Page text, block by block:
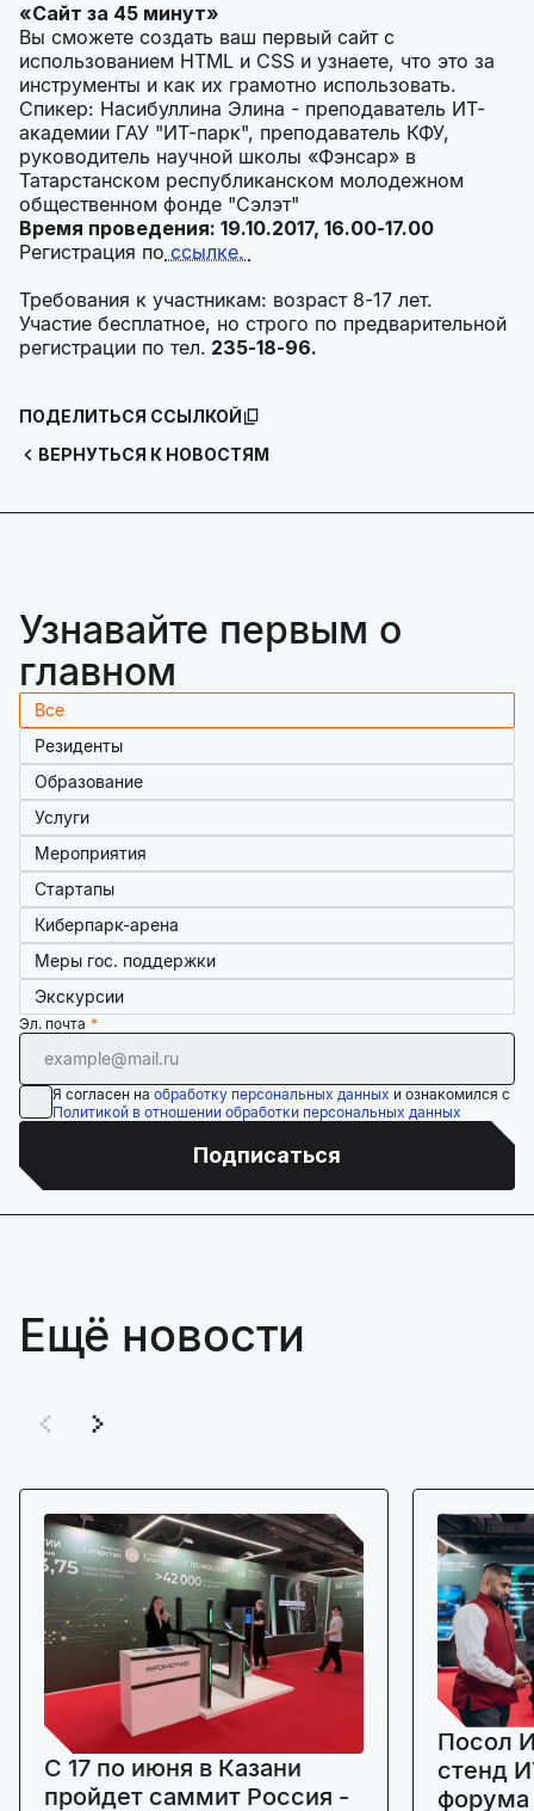
«Сайт за 45 минут»
Вы сможете создать ваш первый сайт с
использованием HTML и CSS и узнаете, что это за
инструменты и как их грамотно использовать.
Спикер: Насибуллина Элина - преподаватель ИТ-
академии ГАУ "ИТ-парк", преподаватель КФУ,
руководитель научной школы «Фэнсар» в
Татарстанском республиканском молодежном
общественном фонде "Сэлэт"
Время проведения: 19.10.2017, 16.00-17.00
Регистрация по ссылке.
Требования к участникам: возраст 8-17 лет.
Участие бесплатное, но строго по предварительной
регистрации по тел. 235-18-96.
ВЕРНУТЬСЯ К НОВОСТЯМ
ПОДЕЛИТЬСЯ ССЫЛКОЙ
Узнавайте первым о
главном
Все
Резиденты
Образование
Услуги
Мероприятия
Стартапы
Киберпарк-арена
Меры гос. поддержки
Экскурсии
Эл. почта
Я согласен на обработку персональных данных и ознакомился с
Политикой в отношении обработки персональных данных
Подписаться
Ещё новости
C 17 по июня в Казани
пройдет саммит Россия -
Посол
стенд